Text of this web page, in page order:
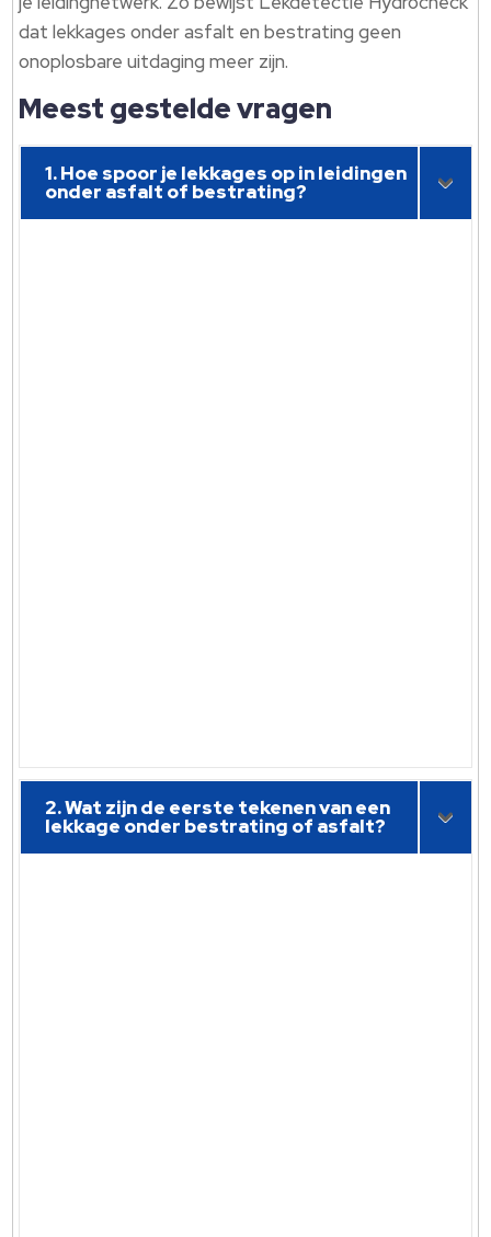
dat lekkages onder asfalt en bestrating geen
onoplosbare uitdaging meer zijn.
Meest gestelde vragen
1. Hoe spoor je lekkages op in leidingen
onder asfalt of bestrating?
2. Wat zijn de eerste tekenen van een
lekkage onder bestrating of asfalt?